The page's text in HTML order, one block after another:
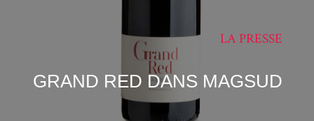
LA PRESSE
GRAND RED DANS MAGSUD